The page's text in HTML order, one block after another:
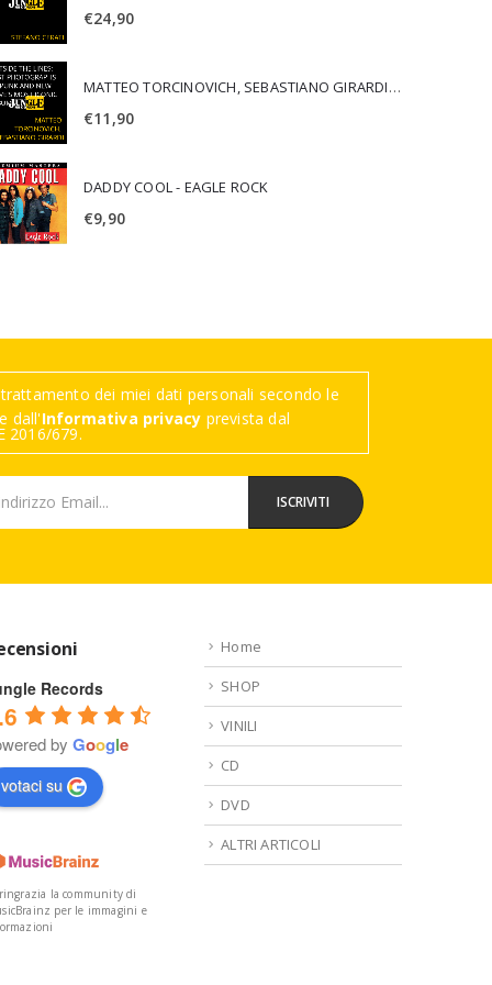
€24,90
MATTEO TORCINOVICH, SEBASTIANO GIRARDI - OUTSIDE THE LINES: LOST PHOTOGRAPHS OF PUNK AND NEW WAVE'S MOST ICONIC ALBUMS
€11,90
DADDY COOL - EAGLE ROCK
€9,90
dei miei dati personali secondo le
dall'Informativa privacy prevista dal
2016/679.
Records
by Google
votaci su
la community di
per le immagini e
Home
SHOP
VINILI
CD
DVD
ALTRI ARTICOLI